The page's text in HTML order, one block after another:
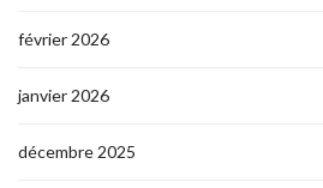
février 2026
janvier 2026
décembre 2025